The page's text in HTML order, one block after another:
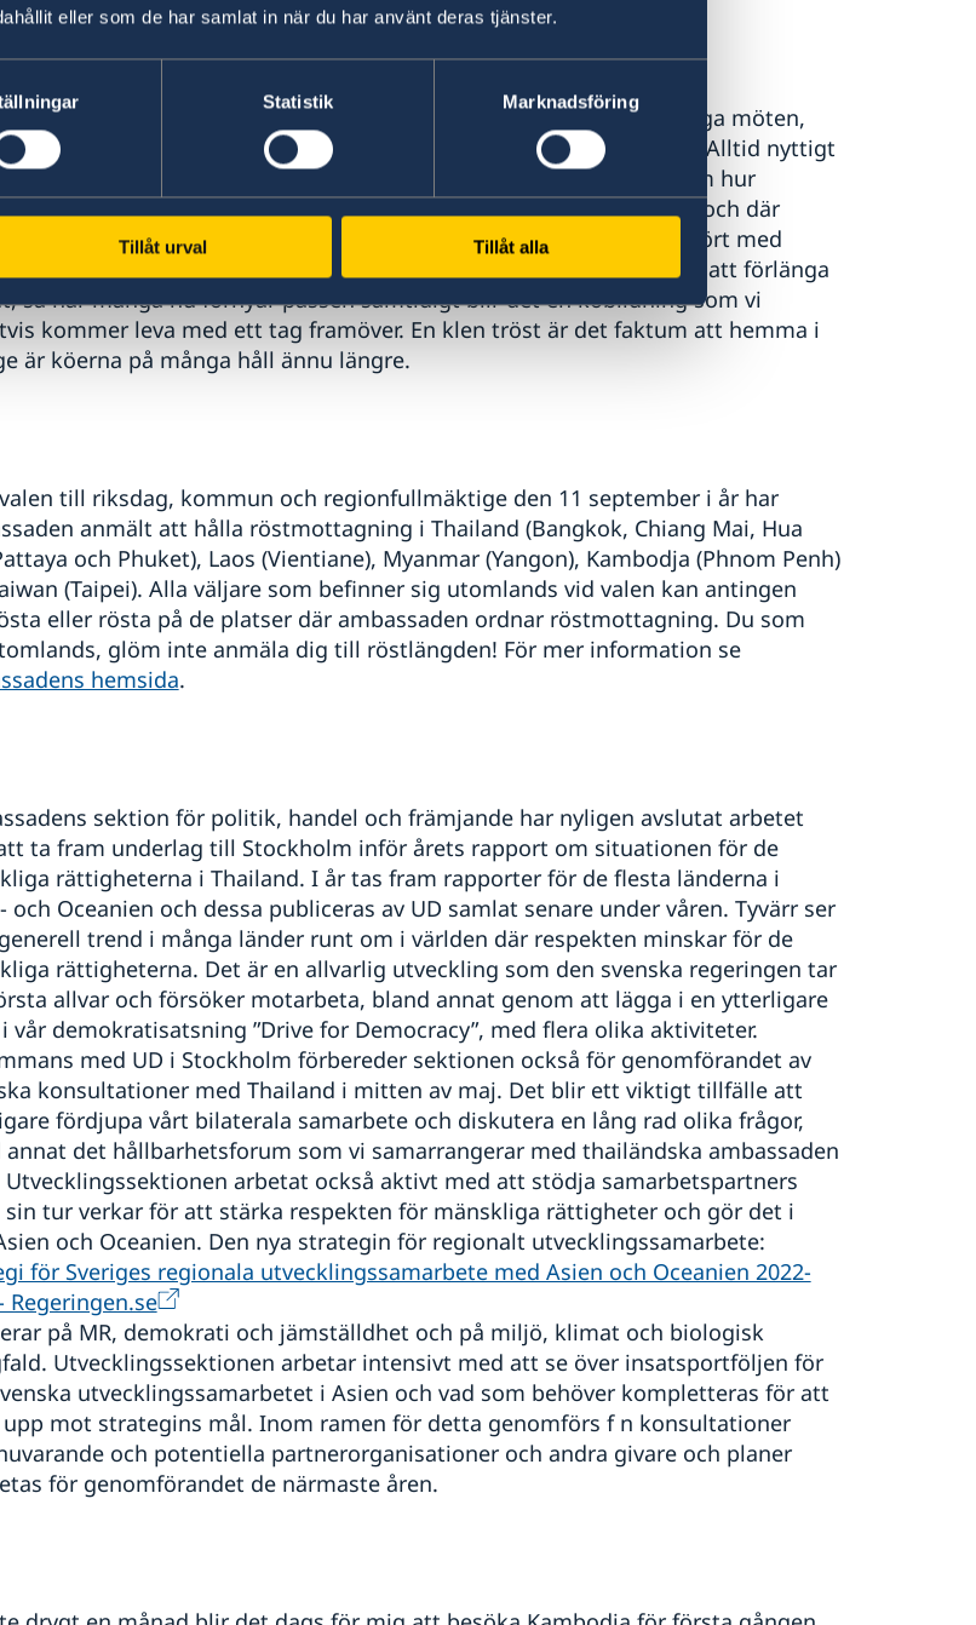
eller som de har samlat in när du har använt deras tjänster.
Statistik Marknadsföring
Tillåt urval Tillåt alla
glad att jag nyligen kunde återbesöka Phuket. Det blev många viktiga möten,
med flera svenskar som valt att bosätta sig på denna vackra ö. Alltid nyttigt
om olika utmaningar som möter oss när vi bor utomlands och om hur
konsulära service upplevs. En fråga gäller passhanteringen och där
vi tyvärr konstatera att väntetiderna fortsätter att vara långa jämfört med
Många väntade under pandemin med att resa och därmed också att förlänga
så när många nu förnyar passen samtidigt blir det en köbildning som vi
kommer leva med ett tag framöver. En klen tröst är det faktum att hemma i
är köerna på många håll ännu längre.
till riksdag, kommun och regionfullmäktige den 11 september i år har
anmält att hålla röstmottagning i Thailand (Bangkok, Chiang Mai, Hua
och Phuket), Laos (Vientiane), Myanmar (Yangon), Kambodja (Phnom Penh)
(Taipei). Alla väljare som befinner sig utomlands vid valen kan antingen
eller rösta på de platser där ambassaden ordnar röstmottagning. Du som
glöm inte anmäla dig till röstlängden! För mer information se
hemsida.
sektion för politik, handel och främjande har nyligen avslutat arbetet
ta fram underlag till Stockholm inför årets rapport om situationen för de
rättigheterna i Thailand. I år tas fram rapporter för de flesta länderna i
och Oceanien och dessa publiceras av UD samlat senare under våren. Tyvärr ser
trend i många länder runt om i världen där respekten minskar för de
rättigheterna. Det är en allvarlig utveckling som den svenska regeringen tar
allvar och försöker motarbeta, bland annat genom att lägga i en ytterligare
vår demokratisatsning ”Drive for Democracy”, med flera olika aktiviteter.
med UD i Stockholm förbereder sektionen också för genomförandet av
konsultationer med Thailand i mitten av maj. Det blir ett viktigt tillfälle att
fördjupa vårt bilaterala samarbete och diskutera en lång rad olika frågor,
annat det hållbarhetsforum som vi samarrangerar med thailändska ambassaden
arbetat också aktivt med att stödja samarbetspartners
sin tur verkar för att stärka respekten för mänskliga rättigheter och gör det i
och Oceanien. Den nya strategin för regionalt utvecklingssamarbete:
för Sveriges regionala utvecklingssamarbete med Asien och Oceanien 2022-
Regeringen.se
på MR, demokrati och jämställdhet och på miljö, klimat och biologisk
Utvecklingssektionen arbetar intensivt med att se över insatsportföljen för
utvecklingssamarbetet i Asien och vad som behöver kompletteras för att
upp mot strategins mål. Inom ramen för detta genomförs f n konsultationer
och potentiella partnerorganisationer och andra givare och planer
för genomförandet de närmaste åren.